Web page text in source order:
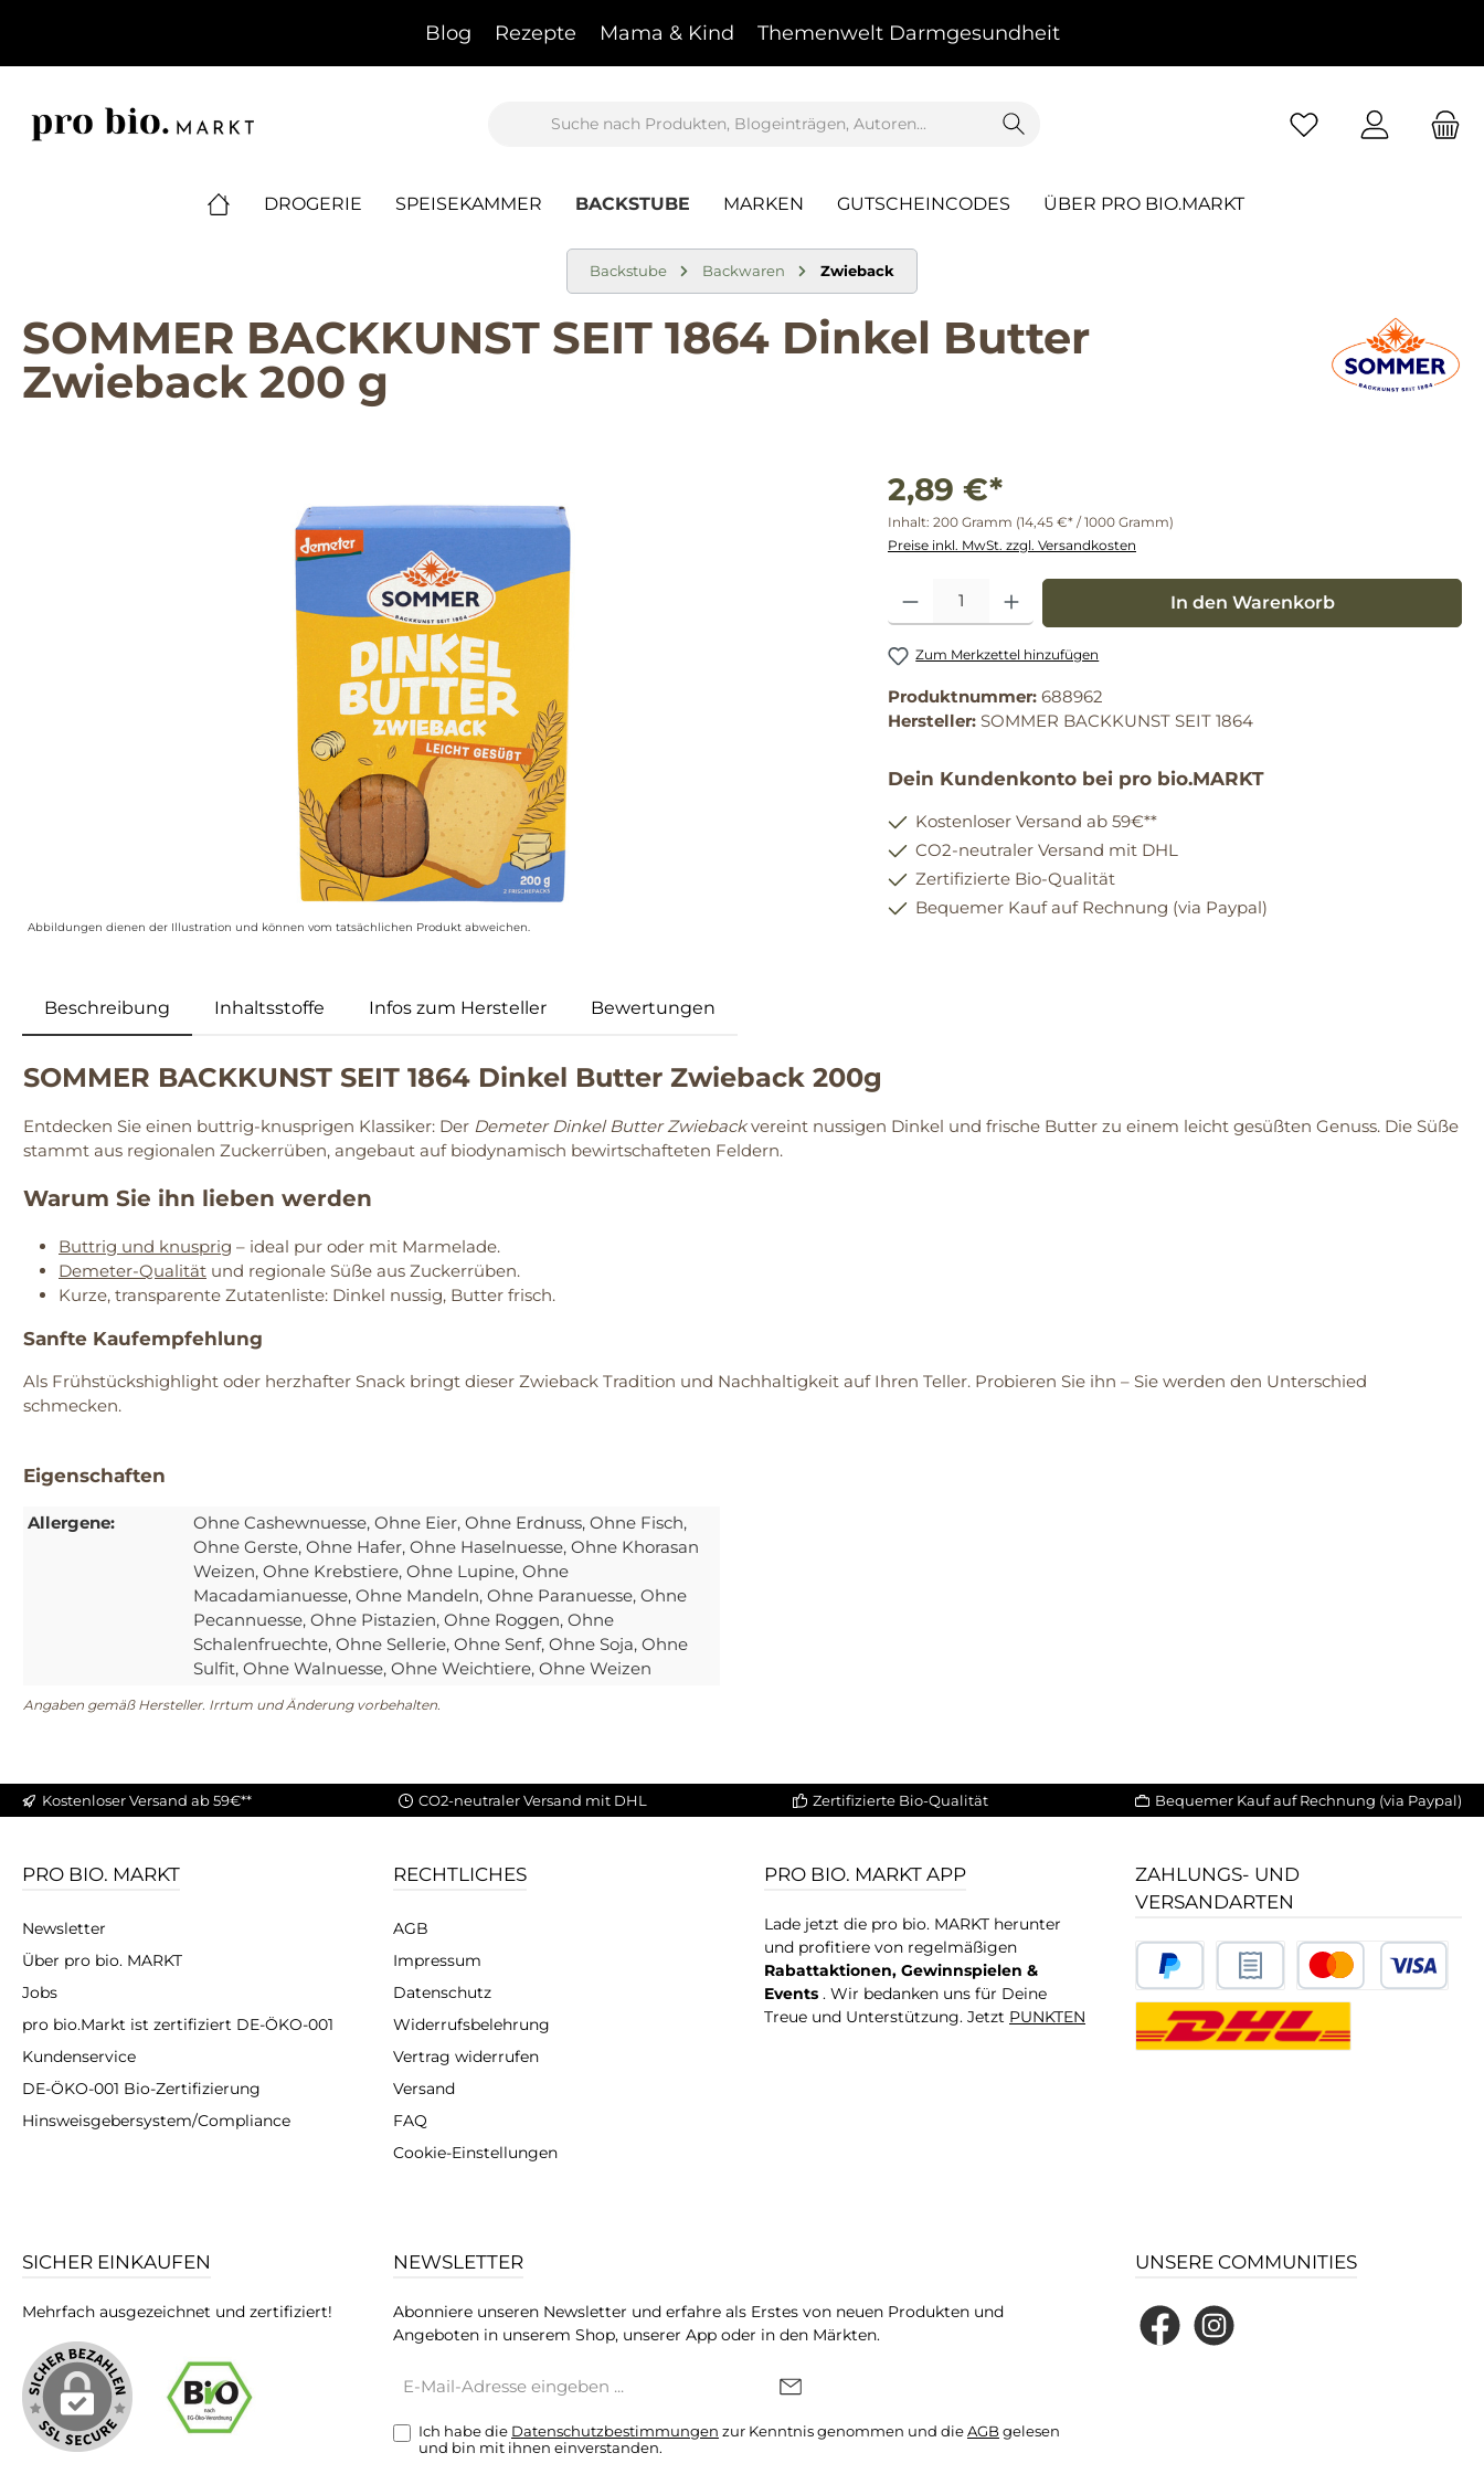
Blog Rezepte Mama & Kind Themenwelt Darmgesundheit
DROGERIE SPEISEKAMMER BACKSTUBE MARKEN GUTSCHEINCODES ÜBER PRO BIO.MARKT
Backstube Backwaren Zwieback
SOMMER BACKKUNST SEIT 1864 Dinkel Butter
Zwieback 200 g
Abbildungen dienen der Illustration und können vom tatsächlichen Produkt abweichen.
2,89 €*
Inhalt: 200 Gramm (14,45 €* / 1000 Gramm)
Preise inkl. MwSt. zzgl. Versandkosten
Produkt Anzahl: Gib den gewünschten Wert ein oder benutze die Schaltflächen um die
In den Warenkorb
Zum Merkzettel hinzufügen
Produktnummer: 688962
Hersteller: SOMMER BACKKUNST SEIT 1864
Dein Kundenkonto bei pro bio.MARKT
Kostenloser Versand ab 59€**
CO2-neutraler Versand mit DHL
Zertifizierte Bio-Qualität
Bequemer Kauf auf Rechnung (via Paypal)
Beschreibung Inhaltsstoffe Infos zum Hersteller Bewertungen
SOMMER BACKKUNST SEIT 1864 Dinkel Butter Zwieback 200g
Entdecken Sie einen buttrig-knusprigen Klassiker: Der Demeter Dinkel Butter Zwiebackvereint nussigen Dinkel und frische Butter zu einem leicht gesüßten Genuss. Die Süße
stammt aus regionalen Zuckerrüben, angebaut auf biodynamisch bewirtschafteten Feldern.
Warum Sie ihn lieben werden
Buttrig und knusprig – ideal pur oder mit Marmelade.
Demeter-Qualität und regionale Süße aus Zuckerrüben.
Kurze, transparente Zutatenliste: Dinkel nussig, Butter frisch.
Sanfte Kaufempfehlung
Als Frühstückshighlight oder herzhafter Snack bringt dieser Zwieback Tradition und Nachhaltigkeit auf Ihren Teller. Probieren Sie ihn – Sie werden den Unterschied
schmecken.
Eigenschaften
Allergene: Ohne Cashewnuesse, Ohne Eier, Ohne Erdnuss, Ohne Fisch,
Ohne Gerste, Ohne Hafer, Ohne Haselnuesse, Ohne Khorasan
Weizen, Ohne Krebstiere, Ohne Lupine, Ohne
Macadamianuesse, Ohne Mandeln, Ohne Paranuesse, Ohne
Pecannuesse, Ohne Pistazien, Ohne Roggen, Ohne
Schalenfruechte, Ohne Sellerie, Ohne Senf, Ohne Soja, Ohne
Sulfit, Ohne Walnuesse, Ohne Weichtiere, Ohne Weizen
Angaben gemäß Hersteller. Irrtum und Änderung vorbehalten.
Kostenloser Versand ab 59€** CO2-neutraler Versand mit DHL Zertifizierte Bio-Qualität Bequemer Kauf auf Rechnung (via Paypal)
PRO BIO. MARKT
Newsletter
Über pro bio. MARKT
Jobs
pro bio.Markt ist zertifiziert DE-ÖKO-001
Kundenservice
DE-ÖKO-001 Bio-Zertifizierung
Hinsweisgebersystem/Compliance
RECHTLICHES
AGB
Impressum
Datenschutz
Widerrufsbelehrung
Vertrag widerrufen
Versand
FAQ
Cookie-Einstellungen
PRO BIO. MARKT APP
Lade jetzt die pro bio. MARKT herunter
und profitiere von regelmäßigen
Rabattaktionen, Gewinnspielen &
Events . Wir bedanken uns für Deine
Treue und Unterstützung. Jetzt PUNKTEN
ZAHLUNGS- UND
VERSANDARTEN
SICHER EINKAUFEN
Mehrfach ausgezeichnet und zertifiziert!
NEWSLETTER
Abonniere unseren Newsletter und erfahre als Erstes von neuen Produkten und
Angeboten in unserem Shop, unserer App oder in den Märkten.
Mail-
Ich habe die Datenschutzbestimmungen zur Kenntnis genommen und dieAGBgelesen
und bin mit ihnen einverstanden.
UNSERE COMMUNITIES
FacebookInstagram